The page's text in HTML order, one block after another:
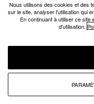
Nous utilisons des cookies et des
sur le site, analyser l'utilisation qui
En continuant à utiliser ce
d'utilisation.